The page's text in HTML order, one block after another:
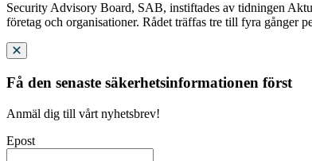
Security Advisory Board, SAB, instiftades av tidningen
företag och organisationer. Rådet träffas tre till fyra gånger
Få den senaste säkerhetsinformationen först
Anmäl dig till vårt nyhetsbrev!
Epost